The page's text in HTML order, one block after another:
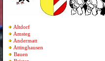
Altdorf
Amsteg
Andermatt
Attinghausen
Bauen